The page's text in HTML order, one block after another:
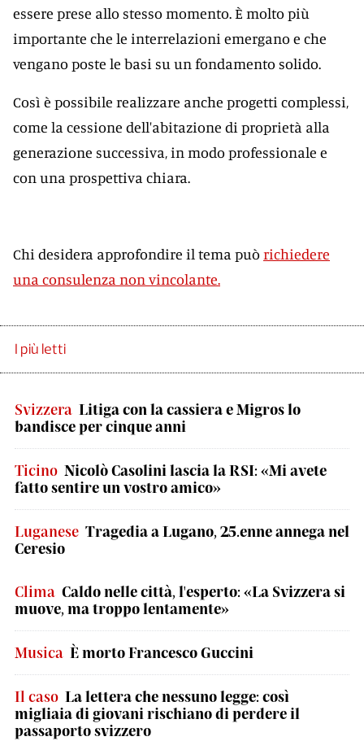
essere prese allo stesso momento. È molto più
importante che le interrelazioni emergano e che
vengano poste le basi su un fondamento solido.
Così è possibile realizzare anche progetti complessi,
come la cessione dell'abitazione di proprietà alla
generazione successiva, in modo professionale e
con una prospettiva chiara.
Chi desidera approfondire il tema può richiedere
una consulenza non vincolante.
I più letti
Svizzera Litiga con la cassiera e Migros lo
bandisce per cinque anni
Ticino Nicolò Casolini lascia la RSI: «Mi avete
fatto sentire un vostro amico»
Luganese Tragedia a Lugano, 25.enne annega nel
Ceresio
Clima Caldo nelle città, l'esperto: «La Svizzera si
muove, ma troppo lentamente»
Musica È morto Francesco Guccini
Il caso La lettera che nessuno legge: così
migliaia di giovani rischiano di perdere il
passaporto svizzero